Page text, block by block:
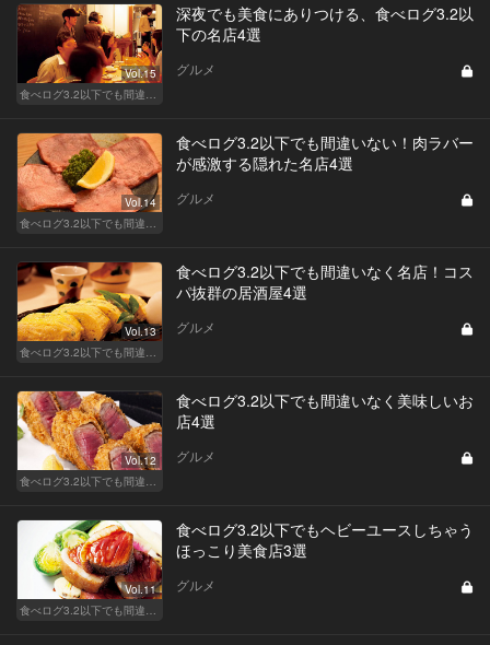
Vol.15
食べログ3.2以下でも間違いなく名店！
深夜でも美食にありつける、食べログ3.2以
下の名店4選
グルメ
Vol.14
食べログ3.2以下でも間違いない！肉ラバー
が感激する隠れた名店4選
グルメ
Vol.13
食べログ3.2以下でも間違いなく名店！コス
パ抜群の居酒屋4選
グルメ
Vol.12
食べログ3.2以下でも間違いなく美味しいお
店4選
グルメ
Vol.11
食べログ3.2以下でもヘビーユースしちゃう
ほっこり美食店3選
グルメ